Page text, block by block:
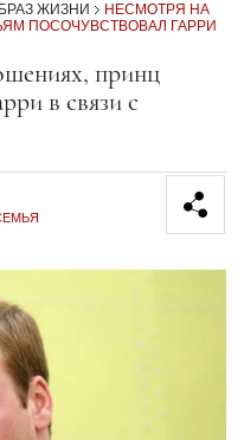
ЖИЗНИ
НЕСМОТРЯ НА
ПОСОЧУВСТВОВАЛ ГАРРИ
принц
в связи с